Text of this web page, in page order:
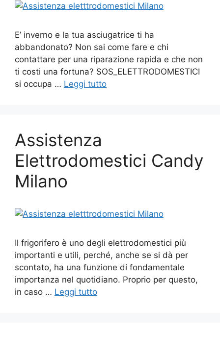
E’ inverno e la tua asciugatrice ti ha
abbandonato? Non sai come fare e chi
contattare per una riparazione rapida e che non
ti costi una fortuna? SOS_ELETTRODOMESTICI
si occupa … Leggi tutto
Assistenza
Elettrodomestici Candy
Milano
Il frigorifero è uno degli elettrodomestici più
importanti e utili, perché, anche se si dà per
scontato, ha una funzione di fondamentale
importanza nel quotidiano. Proprio per questo,
in caso … Leggi tutto